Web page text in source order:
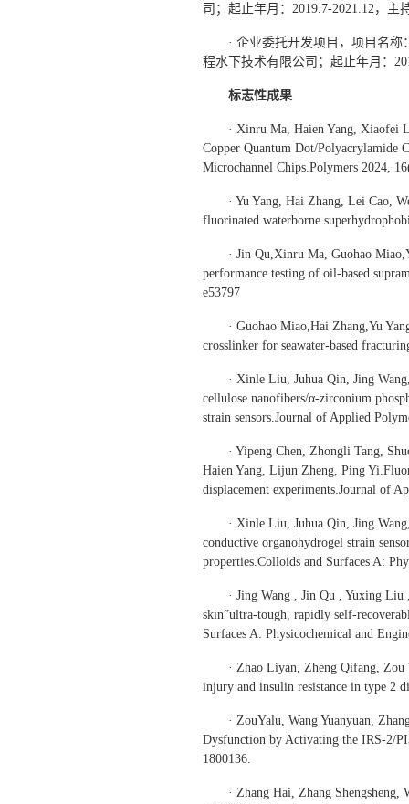
司；起止年月：2019.7-2021.12，主
· 企业委托开发项目，项目名
程水下技术有限公司；起止年月：
标志性成果
· Xinru Ma, Haien Yang, Xiaofei
Copper Quantum Dot/Polyacrylamide
Microchannel Chips.Polymers 2024,
· Yu Yang, Hai Zhang, Lei Cao,
fluorinated waterborne
· Jin Qu,Xinru Ma, Guohao
performance testing of oil-based
e53797
· Guohao Miao,Hai Zhang,Yu
crosslinker for seawater-based
· Xinle Liu, Juhua Qin, Jing
cellulose nanofibers/α-zirconium
strain sensors.Journal of Applied
· Yipeng Chen, Zhongli Tang,
Haien Yang, Lijun Zheng, Ping
displacement experiments.Journal of
· Xinle Liu, Juhua Qin, Jing
conductive organohydrogel strain
properties.Colloids and Surfaces A:
· Jing Wang , Jin Qu , Yuxing
skin”ultra-tough, rapidly self-
Surfaces A: Physicochemical and
· Zhao Liyan, Zheng Qifang,
injury and insulin resistance in type 2
· ZouYalu, Wang Yuanyuan,
Dysfunction by Activating the IRS-2/
1800136.
· Zhang Hai, Zhang